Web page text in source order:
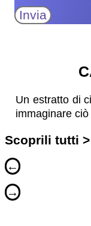
Invia
Un estratto di
immaginare
Scoprili tutti >
←
→